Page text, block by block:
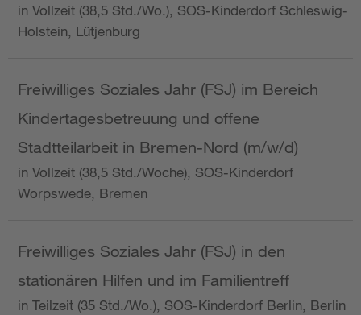
in Vollzeit (38,5 Std./Wo.), SOS-Kinderdorf Schleswig-
Holstein, Lütjenburg
Freiwilliges Soziales Jahr (FSJ) im Bereich
Kindertagesbetreuung und offene
Stadtteilarbeit in Bremen-Nord (m/w/d)
in Vollzeit (38,5 Std./Woche), SOS-Kinderdorf
Worpswede, Bremen
Freiwilliges Soziales Jahr (FSJ) in den
stationären Hilfen und im Familientreff
in Teilzeit (35 Std./Wo.), SOS-Kinderdorf Berlin, Berlin